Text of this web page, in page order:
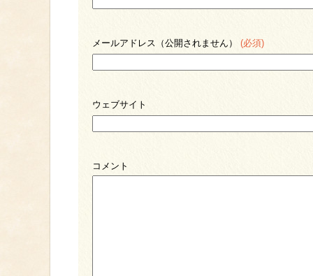
メールアドレス（公開されません） (必須)
ウェブサイト
コメント